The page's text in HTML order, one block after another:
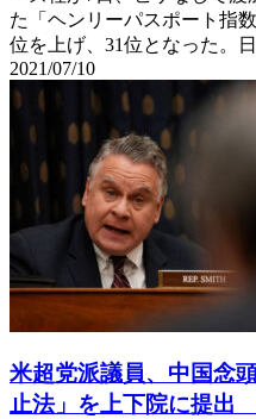
た「ヘンリーパスポート指
位を上げ、31位となった。
2021/07/10
米超党派議員、中国念
止法」を上下院に提出